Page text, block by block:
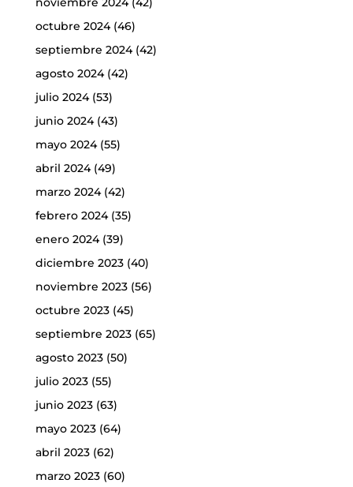
octubre 2024(46)
septiembre 2024(42)
agosto 2024(42)
julio 2024(53)
junio 2024(43)
mayo 2024(55)
abril 2024(49)
marzo 2024(42)
febrero 2024(35)
enero 2024(39)
diciembre 2023(40)
noviembre 2023(56)
octubre 2023(45)
septiembre 2023(65)
agosto 2023(50)
julio 2023(55)
junio 2023(63)
mayo 2023(64)
abril 2023(62)
marzo 2023(60)